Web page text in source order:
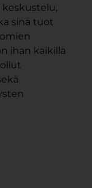
sinä tuot
ihan kaikilla